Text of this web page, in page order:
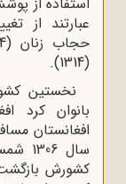
(1314).
نخستین
بانوان کرد
افغانستان
سال
کشورش